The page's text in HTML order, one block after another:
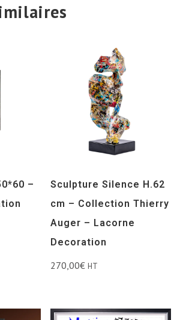
–
Sculpture Silence H.62
cm – Collection Thierry
Auger – Lacorne
Decoration
270,00€ HT